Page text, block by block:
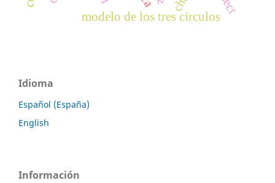
modelo de los tres círculos
Idioma
Español (España)
English
Información